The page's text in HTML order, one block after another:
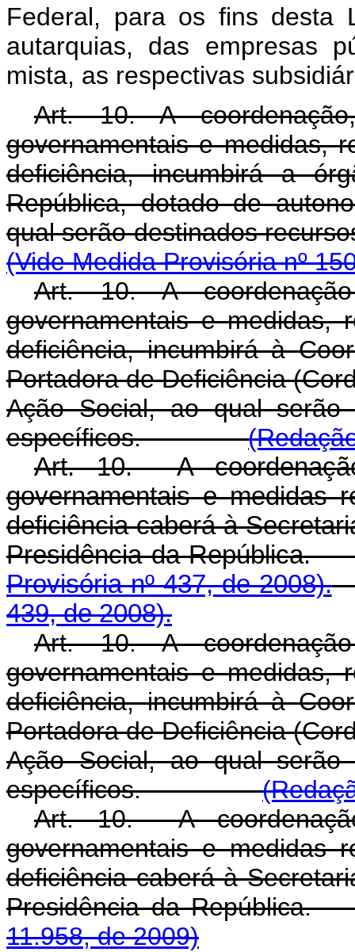
Federal, para os fins desta
autarquias, das empresas
mista, as respectivas
Art. 10. A
governamentais e medidas,
deficiência, incumbirá a
República, dotado de
qual serão destinados
(Vide Medida Provisória nº
Art. 10. A
governamentais e medidas,
deficiência, incumbirá à
Portadora de Deficiência
Ação Social, ao qual serão
específicos.
Art. 10. A
governamentais e medidas
deficiência caberá à
Presidência da
Provisória nº 437, de 2008).
439, de 2008).
Art. 10. A
governamentais e medidas,
deficiência, incumbirá à
Portadora de Deficiência
Ação Social, ao qual serão
específicos.
Art. 10. A
governamentais e medidas
deficiência caberá à
Presidência da
11.958, de 2009)